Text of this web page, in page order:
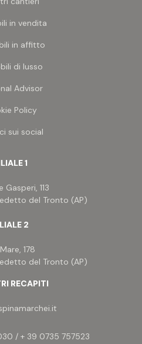
in vendita
in affitto
di lusso
Advisor
Policy
sui social
1
Gasperi, 113
del Tronto (AP)
2
178
del Tronto (AP)
RECAPITI
/ + 39 0735 757523